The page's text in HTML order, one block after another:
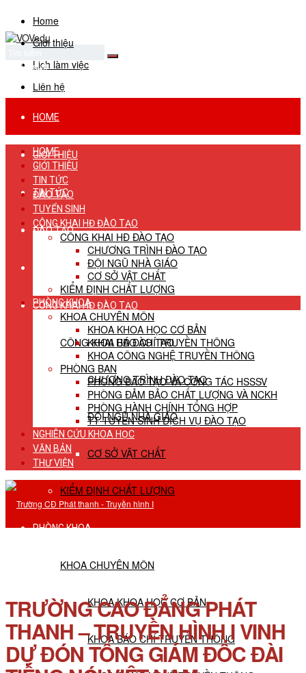
Home
Giới thiệu
Lịch làm việc
Liên hệ
No Result
View All Result
HOME
GIỚI THIỆU
TIN TỨC
ĐÀO TẠO
TUYỂN SINH
CÔNG KHAI HĐ ĐÀO TẠO
CÔNG KHAI HĐ ĐÀO TẠO
CHƯƠNG TRÌNH ĐÀO TẠO
ĐỘI NGŨ NHÀ GIÁO
CƠ SỞ VẬT CHẤT
KIỂM ĐỊNH CHẤT LƯỢNG
PHÒNG KHOA
KHOA CHUYÊN MÔN
KHOA KHOA HỌC CƠ BẢN
KHOA BÁO CHÍ TRUYỀN THÔNG
HOME
GIỚI THIỆU
TIN TỨC
ĐÀO TẠO
TUYỂN SINH
CÔNG KHAI HĐ ĐÀO TẠO
CÔNG KHAI HĐ ĐÀO TẠO
CHƯƠNG TRÌNH ĐÀO TẠO
ĐỘI NGŨ NHÀ GIÁO
CƠ SỞ VẬT CHẤT
KIỂM ĐỊNH CHẤT LƯỢNG
PHÒNG KHOA
KHOA CHUYÊN MÔN
KHOA KHOA HỌC CƠ BẢN
KHOA BÁO CHÍ TRUYỀN THÔNG
KHOA CÔNG NGHỆ TRUYỀN THÔNG
PHÒNG BAN
PHÒNG ĐÀO TẠO VÀ CÔNG TÁC HSSSV
PHÒNG ĐẢM BẢO CHẤT LƯỢNG VÀ NCKH
PHÒNG HÀNH CHÍNH TỔNG HỢP
TT TUYỂN SINH DỊCH VỤ ĐÀO TẠO
NGHIÊN CỨU KHOA HỌC
VĂN BẢN
THƯ VIỆN
TRƯỜNG CAO ĐẲNG PHÁT
THANH – TRUYỀN HÌNH I VINH
DỰ ĐÓN TỔNG GIÁM ĐỐC ĐÀI